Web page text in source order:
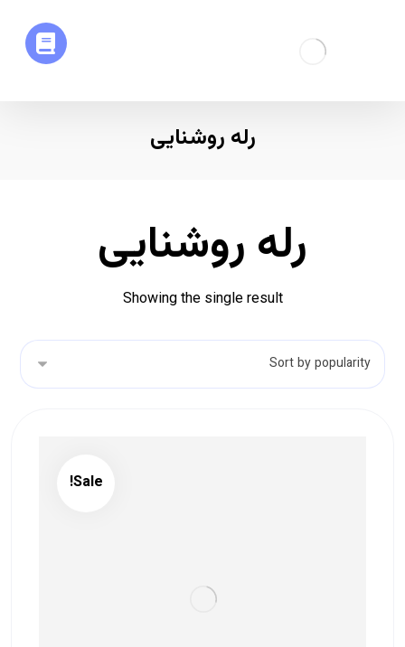
رله روشنایی
رله روشنایی
Showing the single result
Sale!